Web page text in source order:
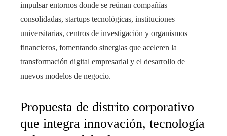
impulsar entornos donde se reúnan compañías
consolidadas, startups tecnológicas, instituciones
universitarias, centros de investigación y organismos
financieros, fomentando sinergias que aceleren la
transformación digital empresarial y el desarrollo de
nuevos modelos de negocio.
Propuesta de distrito corporativo
que integra innovación, tecnología